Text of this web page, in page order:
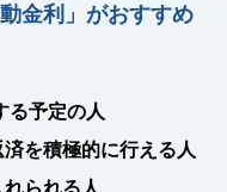
金利」がおすすめ
る予定の人
を積極的に行える人
られる人